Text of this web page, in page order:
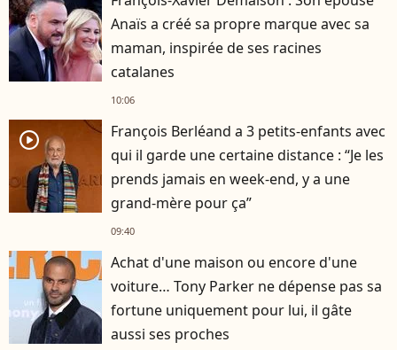
Anaïs a créé sa propre marque avec sa
maman, inspirée de ses racines
catalanes
10:06
player2
François Berléand a 3 petits-enfants avec
qui il garde une certaine distance : “Je les
prends jamais en week-end, y a une
grand-mère pour ça”
09:40
Achat d'une maison ou encore d'une
voiture… Tony Parker ne dépense pas sa
fortune uniquement pour lui, il gâte
aussi ses proches